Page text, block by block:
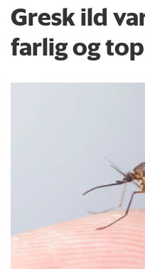
Gresk ild
farlig og